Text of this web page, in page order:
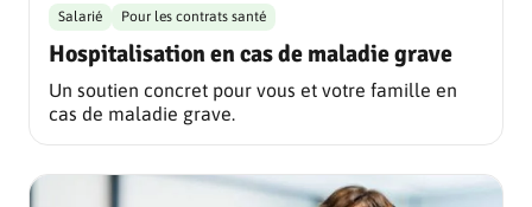
Hospitalisation en cas de maladie grave
Salarié Pour les contrats santé
Un soutien concret pour vous et votre famille en
cas de maladie grave.